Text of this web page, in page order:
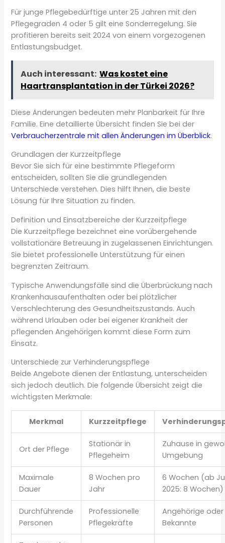
Für junge Pflegebedürftige unter 25 Jahren mit den
Pflegegraden 4 oder 5 gilt eine Sonderregelung. Sie
profitieren bereits seit 2024 von einem vorgezogenen
Entlastungsbudget.
Auch interessant: Was kostet eine
Haartransplantation in der Türkei 2026?
Diese Änderungen bedeuten mehr Planbarkeit für Ihre
Familie. Eine detaillierte Übersicht finden Sie bei der
Verbraucherzentrale mit allen Änderungen im Überblick.
Grundlagen der Kurzzeitpflege
Bevor Sie sich für eine bestimmte Pflegeform
entscheiden, sollten Sie die grundlegenden
Unterschiede verstehen. Dies hilft Ihnen, die beste
Lösung für Ihre Situation zu finden.
Definition und Einsatzbereiche der Kurzzeitpflege
Die Kurzzeitpflege bezeichnet eine vorübergehende
vollstationäre Betreuung in zugelassenen Einrichtungen.
Sie bietet professionelle Unterstützung für einen
begrenzten Zeitraum.
Typische Anwendungsfälle sind die Überbrückung nach
Krankenhausaufenthalten oder bei plötzlicher
Verschlechterung des Gesundheitszustands. Auch
während Urlauben oder bei eigener Krankheit der
pflegenden Angehörigen kommt diese Form zum
Einsatz.
Unterschiede zur Verhinderungspflege
Beide Angebote dienen der Entlastung, unterscheiden
sich jedoch deutlich. Die folgende Übersicht zeigt die
wichtigsten Merkmale:
Merkmal Kurzzeitpflege
Ort der Pflege
Stationär in
Pflegeheim
Zuhause in
Umgebung
Maximale
Dauer
8 Wochen pro
Jahr
6 Wochen (ab
2025: 8 Wochen)
Durchführende
Personen
Professionelle
Pflegekräfte
Angehörige oder
Bekannte